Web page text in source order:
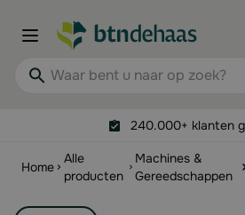
Waar bent u naar op zoek?
240.000+ klanten
Home
Alle
producten
Machines &
Gereedschappen